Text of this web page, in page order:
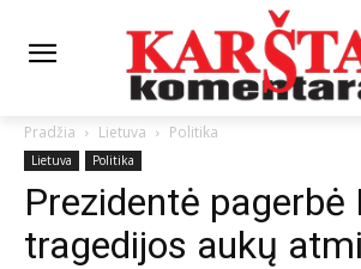
Pradžia Lietuva Politika
Lietuva Politika
Prezidentė pagerbė
tragedijos aukų